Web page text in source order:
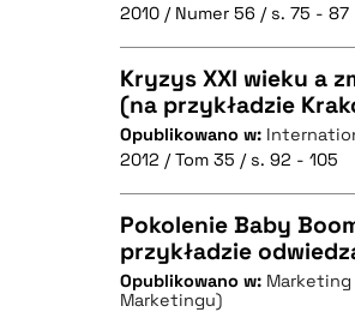
BIBTEX
2010 / Numer 56 / s. 75 - 87
CZYSTY TEKST
BIBTEX
Kryzys XXI wieku a
(na przykładzie
Opublikowano w:
2012 / Tom 35 / s. 92 - 105
CZYSTY TEKST
Pokolenie Baby
przykładzie
Opublikowano w: Marketing
Marketingu)